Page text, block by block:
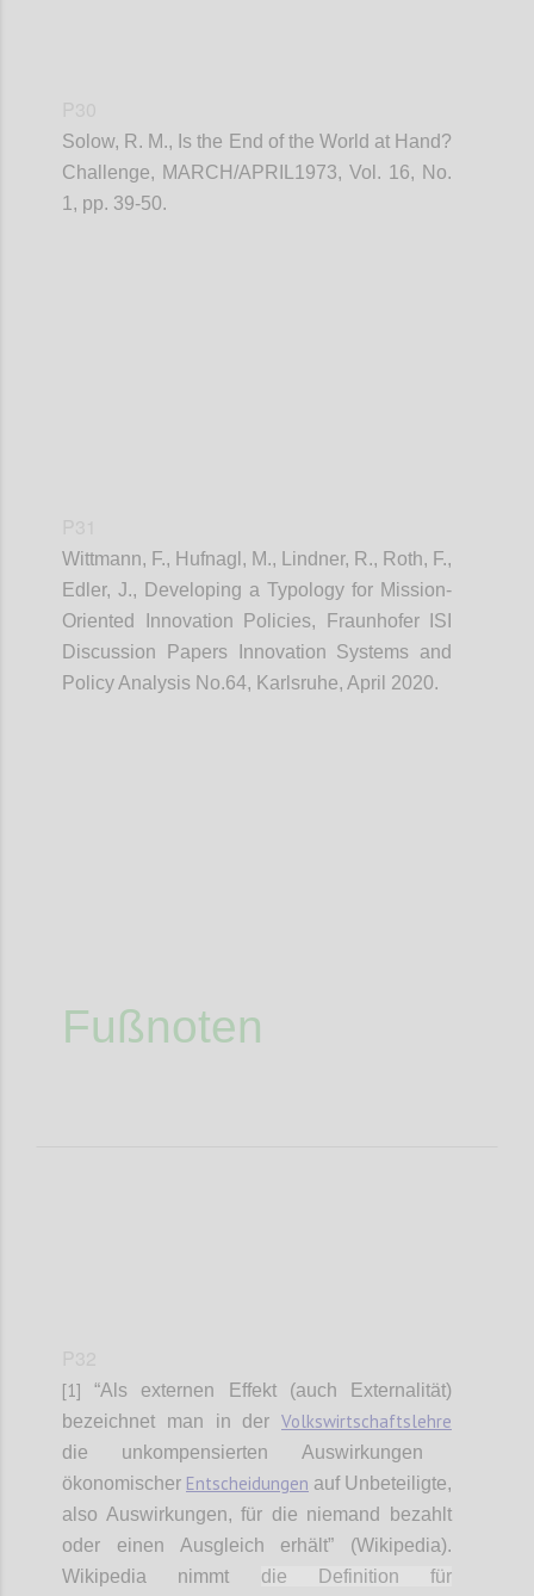
Solow, R. M., Is the End of the World at Hand?
Challenge, MARCH/APRIL1973, Vol. 16, No.
1, pp. 39-50.
Wittmann, F., Hufnagl, M., Lindner, R., Roth, F.,
Edler, J., Developing a Typology for Mission-
Oriented Innovation Policies, Fraunhofer ISI
Discussion Papers Innovation Systems and
Policy Analysis No.64, Karlsruhe, April 2020.
Fußnoten
[1] “Als externen Effekt (auch Externalität)
bezeichnet man in der Volkswirtschaftslehre
die unkompensierten Auswirkungen
ökonomischer Entscheidungen auf Unbeteiligte,
also Auswirkungen, für die niemand bezahlt
oder einen Ausgleich erhält” (Wikipedia).
Wikipedia nimmt die Definition für